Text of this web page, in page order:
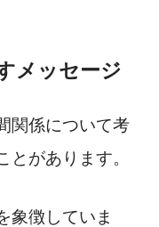
メッセージ
関係について考
とがあります。
象徴していま